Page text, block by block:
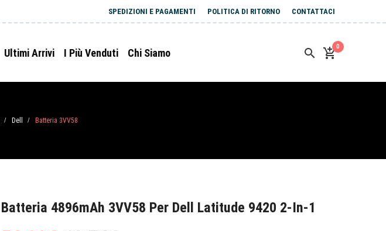
SPEDIZIONI E PAGAMENTI POLITICA DI RITORNO CONTATTACI
Ultimi Arrivi I Più Venduti Chi Siamo
0
/ Dell / Batteria 3VV58
Batteria 4896mAh 3VV58 Per Dell Latitude 9420 2-In-1